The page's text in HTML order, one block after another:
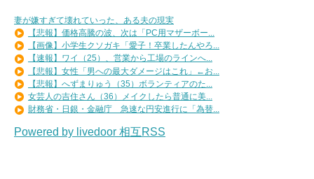
妻が嫌すぎて壊れていった、ある夫の現実
【悲報】価格高騰の波、次は「PC用マザーボー...
【画像】小学生クソガキ「愛子！卒業したんやろ...
【速報】ワイ（25）、営業から工場のラインへ...
【悲報】女性「男への最大ダメージはこれ」←お...
【悲報】へずまりゅう（35）ボランティアのた...
女芸人の吉住さん（36）メイクしたら普通に美...
財務省・日銀・金融庁 急速な円安進行に「為替...
Powered by livedoor 相互RSS